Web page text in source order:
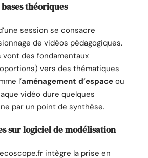
théoriques
session se consacre
de vidéos pédagogiques.
des fondamentaux
vers des thématiques
l’aménagement d’espace ou
vidéo dure quelques
par un point de synthèse.
sur logiciel de modélisation
intègre la prise en